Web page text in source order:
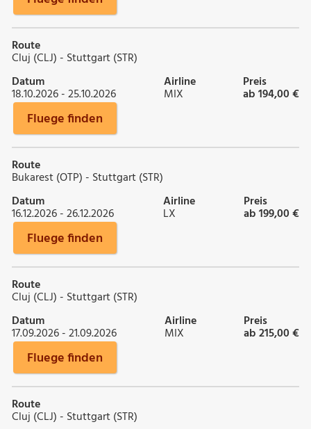
Route
Cluj (CLJ) - Stuttgart (STR)
Datum
18.10.2026 - 25.10.2026
Airline
MIX
Preis
ab 194,00 €
Fluege finden
Route
Bukarest (OTP) - Stuttgart (STR)
Datum
16.12.2026 - 26.12.2026
Airline
LX
Preis
ab 199,00 €
Fluege finden
Route
Cluj (CLJ) - Stuttgart (STR)
Datum
17.09.2026 - 21.09.2026
Airline
MIX
Preis
ab 215,00 €
Fluege finden
Route
Cluj (CLJ) - Stuttgart (STR)